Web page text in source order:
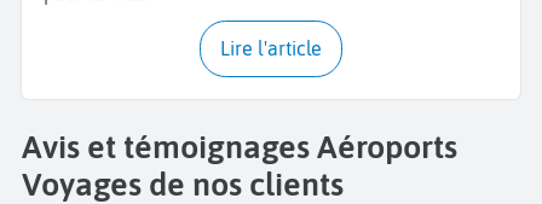
Lire l'article
Avis et témoignages Aéroports
Voyages de nos clients